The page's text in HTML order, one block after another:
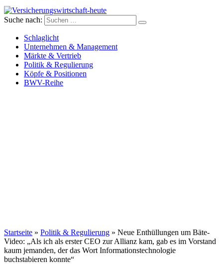
Versicherungswirtschaft-heute
Suche nach:
Schlaglicht
Unternehmen & Management
Märkte & Vertrieb
Politik & Regulierung
Köpfe & Positionen
BWV-Reihe
Startseite » Politik & Regulierung » Neue Enthüllungen um Bäte-
Video: „Als ich als erster CEO zur Allianz kam, gab es im Vorstand
kaum jemanden, der das Wort Informationstechnologie
buchstabieren konnte“